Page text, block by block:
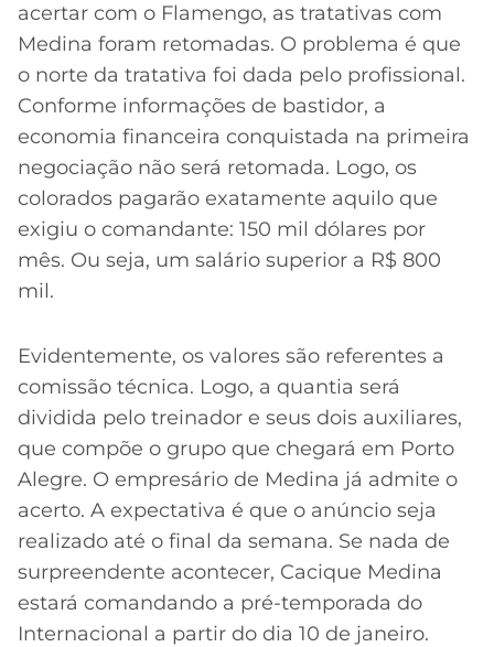
acertar com o Flamengo, as tratativas com
Medina foram retomadas. O problema é que
o norte da tratativa foi dada pelo profissional.
Conforme informações de bastidor, a
economia financeira conquistada na primeira
negociação não será retomada. Logo, os
colorados pagarão exatamente aquilo que
exigiu o comandante: 150 mil dólares por
mês. Ou seja, um salário superior a R$ 800
mil.
Evidentemente, os valores são referentes a
comissão técnica. Logo, a quantia será
dividida pelo treinador e seus dois auxiliares,
que compõe o grupo que chegará em Porto
Alegre. O empresário de Medina já admite o
acerto. A expectativa é que o anúncio seja
realizado até o final da semana. Se nada de
surpreendente acontecer, Cacique Medina
estará comandando a pré-temporada do
Internacional a partir do dia 10 de janeiro.